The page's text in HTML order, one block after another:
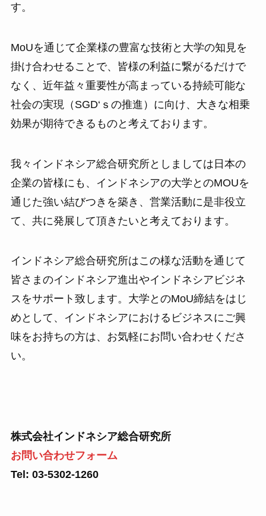
す。
MoUを通じて企業様の豊富な技術と大学の知見を
掛け合わせることで、皆様の利益に繋がるだけで
なく、近年益々重要性が高まっている持続可能な
社会の実現（SGD‘ｓの推進）に向け、大きな相乗
効果が期待できるものと考えております。
我々インドネシア総合研究所としましては日本の
企業の皆様にも、インドネシアの大学とのMOUを
通じた強い結びつきを築き、営業活動に是非役立
て、共に発展して頂きたいと考えております。
インドネシア総合研究所はこの様な活動を通じて
皆さまのインドネシア進出やインドネシアビジネ
スをサポート致します。大学とのMoU締結をはじ
めとして、インドネシアにおけるビジネスにご興
味をお持ちの方は、お気軽にお問い合わせくださ
い。
株式会社インドネシア総合研究所
お問い合わせフォーム
Tel: 03-5302-1260